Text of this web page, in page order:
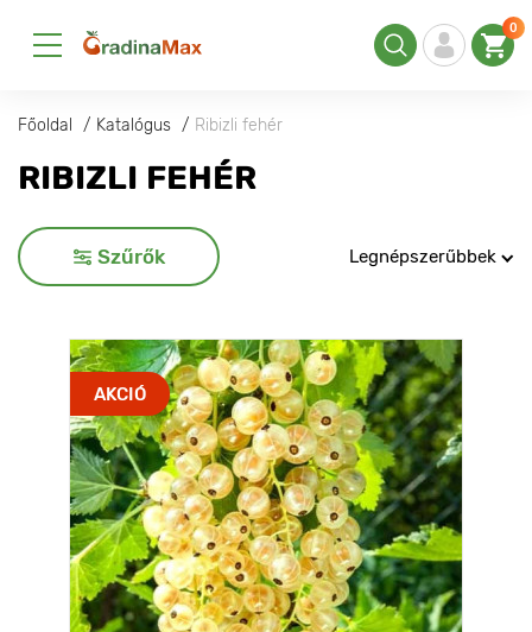
0
Főoldal Katalógus Ribizli fehér
RIBIZLI FEHÉR
Szűrők Legnépszerűbbek
AKCIÓ